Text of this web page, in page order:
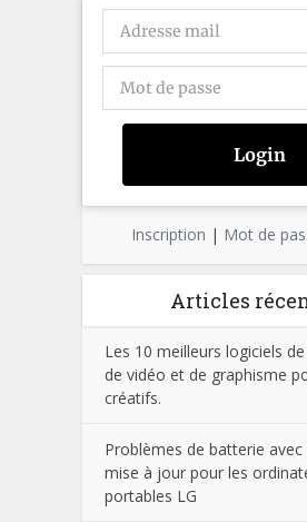
Inscription | Mot de
Articles
Les 10 meilleurs logiciels
de vidéo et de graphisme
créatifs.
Problèmes de batterie avec
mise à jour pour les
portables LG